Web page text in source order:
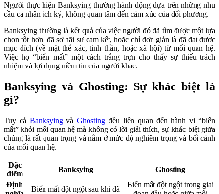
Người thực hiện Banksying thường hành động dựa trên những nhu
cầu cá nhân ích kỷ, không quan tâm đến cảm xúc của đối phương.
Banksying thường là kết quả của việc người đó đã tìm được một lựa
chọn tốt hơn, đã sợ hãi sự cam kết, hoặc chỉ đơn giản là đã đạt được
mục đích (về mặt thể xác, tinh thần, hoặc xã hội) từ mối quan hệ.
Việc họ “biến mất” một cách trắng trợn cho thấy sự thiếu trách
nhiệm và lợi dụng niềm tin của người khác.
Banksying và Ghosting: Sự khác biệt là
gì?
Tuy cả BanksyingvàGhosting đều liên quan đến hành vi “biến
mất” khỏi mối quan hệ mà không có lời giải thích, sự khác biệt giữa
chúng là rất quan trọng và nằm ở mức độ nghiêm trọng và bối cảnh
của mối quan hệ.
Đặc
điểm
Banksying
Ghosting
Định
Biến mất đột ngột sau khi đã
Biến mất đột ngột trong giai